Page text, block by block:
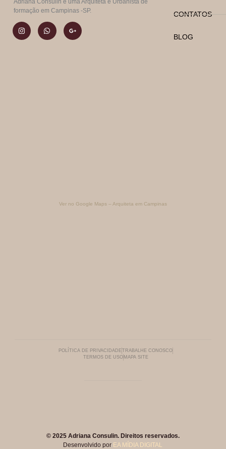
Adriana Consulin é uma Arquiteta e Urbanista de
formação em Campinas -SP.
CONTATOS
BLOG
Ver no Google Maps – Arquiteta em Campinas
POLÍTICA DE PRIVACIDADE TRABALHE CONOSCO
TERMOS DE USO MAPA SITE
© 2025 Adriana Consulin. Direitos reservados.
Desenvolvido por EA MÍDIA DIGITAL